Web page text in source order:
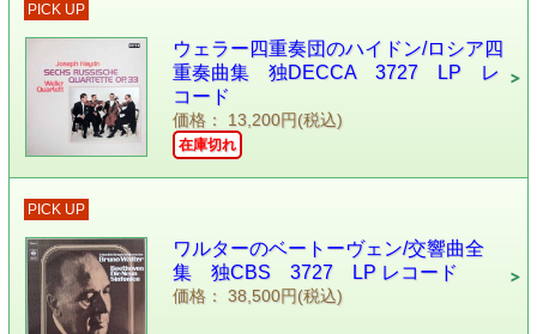
PICK UP
ウェラー四重奏団のハイドン/ロシア四
重奏曲集 独DECCA 3727 LP レ
コード
価格： 13,200円(税込)
在庫切れ
PICK UP
ワルターのベートーヴェン/交響曲全
集 独CBS 3727 LP レコード
価格： 38,500円(税込)